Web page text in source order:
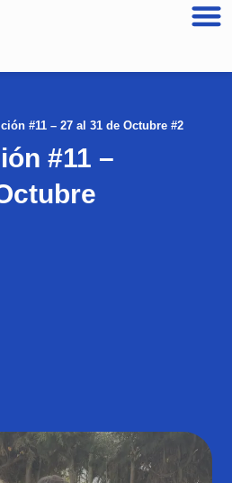
#11 – 27 al 31 de Octubre #2
#11 –